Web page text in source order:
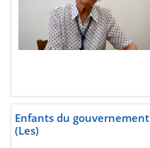
Enfants du gouvernement
(Les)